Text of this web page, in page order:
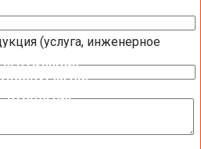
(услуга, инженерное
ВЕНТИЛЯЦИЯ
ОТОПЛЕНИЕ